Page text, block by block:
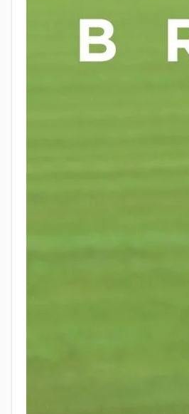
Переходный этап очень
Очень важный момент,
необходимые тебе
—
—
Спойлерить, чем закончится